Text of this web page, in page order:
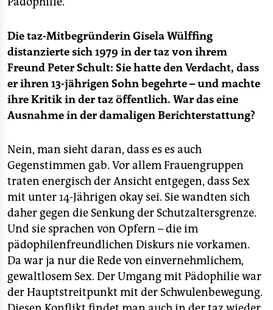
Die taz-Mitbegründerin Gisela Wülffing
distanzierte sich 1979 in der taz von ihrem
Freund Peter Schult: Sie hatte den Verdacht, dass
er ihren 13-jährigen Sohn begehrte – und machte
ihre Kritik in der taz öffentlich. War das eine
Ausnahme in der damaligen Berichterstattung?
Nein, man sieht daran, dass es es auch
Gegenstimmen gab. Vor allem Frauengruppen
traten energisch der Ansicht entgegen, dass Sex
mit unter 14-Jährigen okay sei. Sie wandten sich
daher gegen die Senkung der Schutzaltersgrenze.
Und sie sprachen von Opfern – die im
pädophilenfreundlichen Diskurs nie vorkamen.
Da war ja nur die Rede von einvernehmlichem,
gewaltlosem Sex. Der Umgang mit Pädophilie war
der Hauptstreitpunkt mit der Schwulenbewegung.